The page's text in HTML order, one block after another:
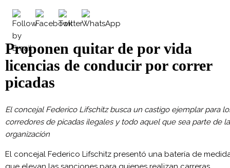
Proponen quitar de por vida
licencias de conducir por correr
picadas
El concejal Federico Lifschitz busca un castigo ejemplar para
corredores de picadas ilegales y todo aquel que sea parte de la
organización
El concejal Federico Lifschitz presentó una batería de